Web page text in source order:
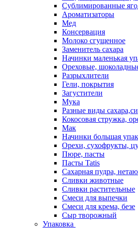
Сублимированные
Ароматизаторы
Мед
Консервация
Молоко сгущенное
Заменитель сахара
Начинки маленькая
Ореховые,
Разрыхлители
Гели, покрытия
Загустители
Мука
Разные виды
Кокосовая стружка,
Мак
Начинки большая
Орехи, сухофрукты,
Пюре, пасты
Пасты Tatis
Сахарная пудра,
Сливки животные
Сливки растительные
Смеси для выпечки
Смеси для крема, безе
Сыр творожный
Упаковка